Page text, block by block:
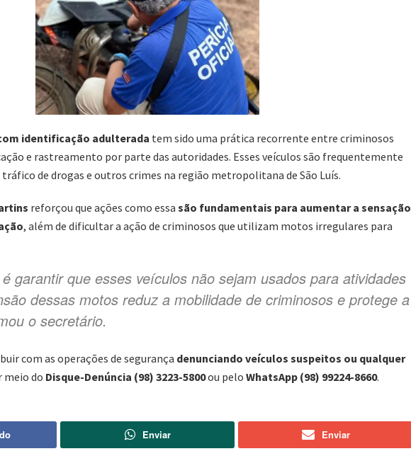
identificação adulterada tem sido uma prática recorrente entre criminosos
e rastreamento por parte das autoridades. Esses veículos são frequentemente
de drogas e outros crimes na região metropolitana de São Luís.
reforçou que ações como essa são fundamentais para aumentar a sensação
, além de dificultar a ação de criminosos que utilizam motos irregulares para
é garantir que esses veículos não sejam usados para atividades
dessas motos reduz a mobilidade de criminosos e protege a
o secretário.
com as operações de segurança denunciando veículos suspeitos ou qualquer
meio do Disque-Denúncia (98) 3223-5800ou pelo WhatsApp (98) 99224-8660.
Enviar Enviar